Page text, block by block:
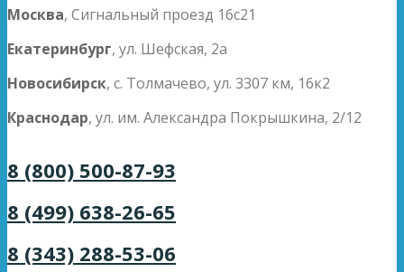
Москва, Сигнальный проезд 16с21
Екатеринбург, ул. Шефская, 2а
Новосибирск, с. Толмачево, ул. 3307 км, 16к2
Краснодар, ул. им. Александра Покрышкина, 2/12
8 (800) 500-87-93
8 (499) 638-26-65
8 (343) 288-53-06